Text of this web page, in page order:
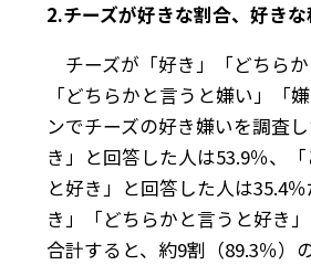
2.チーズが好きな割合、好きな
チーズが「好き」「どちらか
「どちらかと言うと嫌い」「
ンでチーズの好き嫌いを調査
き」と回答した人は53.9％、
と好き」と回答した人は35.4
き」「どちらかと言うと好き
合計すると、約9割（89.3％）